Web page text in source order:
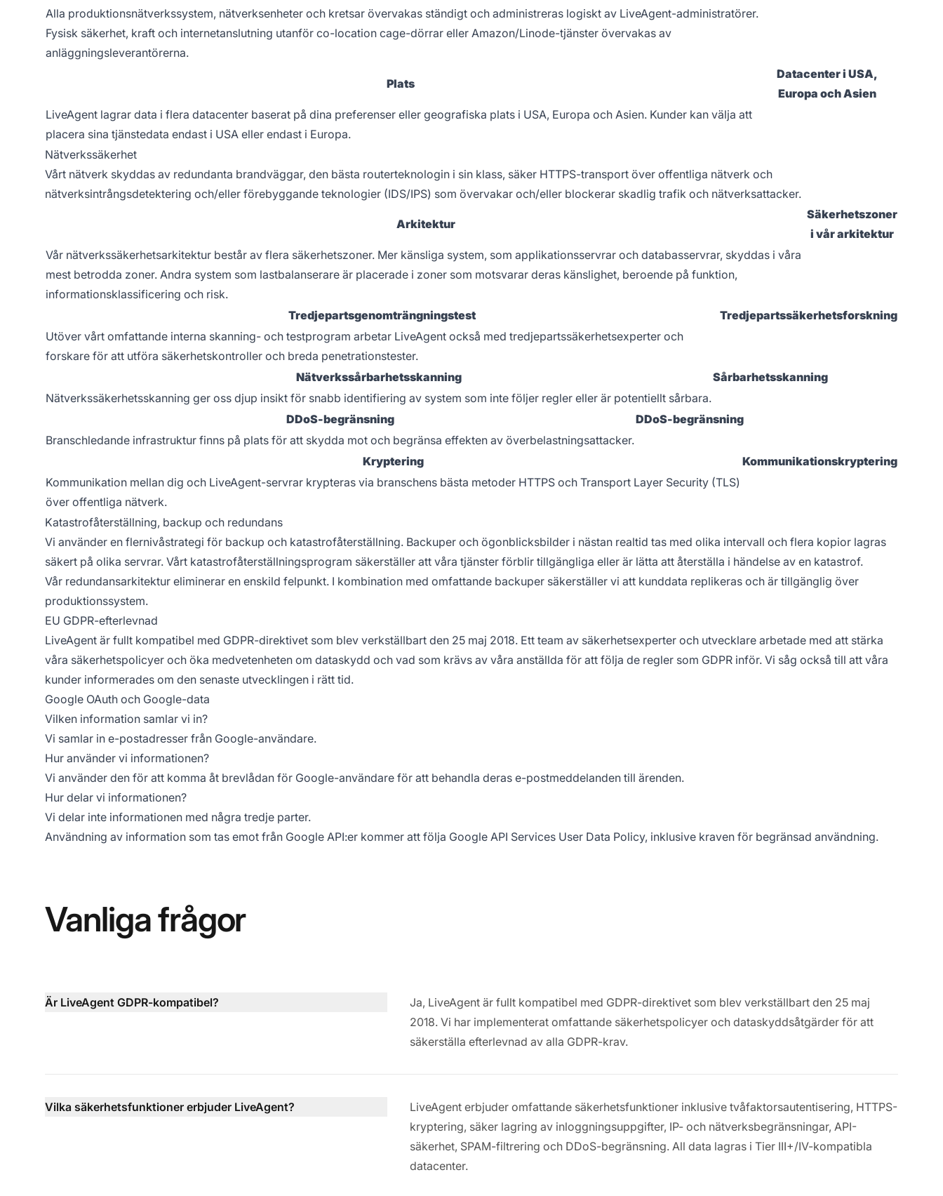
Alla produktionsnätverkssystem, nätverksenheter och kretsar övervakas ständigt och administreras logiskt av LiveAgent-administratörer.
Fysisk säkerhet, kraft och internetanslutning utanför co-location cage-dörrar eller Amazon/Linode-tjänster övervakas av
anläggningsleverantörerna.
Plats
Datacenter i USA,
Europa och Asien
LiveAgent lagrar data i flera datacenter baserat på dina preferenser eller geografiska plats i USA, Europa och Asien. Kunder kan välja att
placera sina tjänstedata endast i USA eller endast i Europa.
Nätverkssäkerhet
Vårt nätverk skyddas av redundanta brandväggar, den bästa routerteknologin i sin klass, säker HTTPS-transport över offentliga nätverk och
nätverksintrångsdetektering och/eller förebyggande teknologier (IDS/IPS) som övervakar och/eller blockerar skadlig trafik och nätverksattacker.
Arkitektur
Säkerhetszoner
i vår arkitektur
Vår nätverkssäkerhetsarkitektur består av flera säkerhetszoner. Mer känsliga system, som applikationsservrar och databasservrar, skyddas i våra
mest betrodda zoner. Andra system som lastbalanserare är placerade i zoner som motsvarar deras känslighet, beroende på funktion,
informationsklassificering och risk.
Tredjepartsgenomträngningstest
Tredjepartssäkerhetsforskning
Utöver vårt omfattande interna skanning- och testprogram arbetar LiveAgent också med tredjepartssäkerhetsexperter och
forskare för att utföra säkerhetskontroller och breda penetrationstester.
Nätverkssårbarhetsskanning
Sårbarhetsskanning
Nätverkssäkerhetsskanning ger oss djup insikt för snabb identifiering av system som inte följer regler eller är potentiellt sårbara.
DDoS-begränsning
DDoS-begränsning
Branschledande infrastruktur finns på plats för att skydda mot och begränsa effekten av överbelastningsattacker.
Kryptering
Kommunikationskryptering
Kommunikation mellan dig och LiveAgent-servrar krypteras via branschens bästa metoder HTTPS och Transport Layer Security (TLS)
över offentliga nätverk.
Katastrofåterställning, backup och redundans
Vi använder en flernivåstrategi för backup och katastrofåterställning. Backuper och ögonblicksbilder i nästan realtid tas med olika intervall och flera kopior lagras
säkert på olika servrar. Vårt katastrofåterställningsprogram säkerställer att våra tjänster förblir tillgängliga eller är lätta att återställa i händelse av en katastrof.
Vår redundansarkitektur eliminerar en enskild felpunkt. I kombination med omfattande backuper säkerställer vi att kunddata replikeras och är tillgänglig över
produktionssystem.
EU GDPR-efterlevnad
LiveAgent är fullt kompatibel med GDPR-direktivet som blev verkställbart den 25 maj 2018. Ett team av säkerhetsexperter och utvecklare arbetade med att stärka
våra säkerhetspolicyer och öka medvetenheten om dataskydd och vad som krävs av våra anställda för att följa de regler som GDPR inför. Vi såg också till att våra
kunder informerades om den senaste utvecklingen i rätt tid.
Google OAuth och Google-data
Vilken information samlar vi in?
Vi samlar in e-postadresser från Google-användare.
Hur använder vi informationen?
Vi använder den för att komma åt brevlådan för Google-användare för att behandla deras e-postmeddelanden till ärenden.
Hur delar vi informationen?
Vi delar inte informationen med några tredje parter.
Användning av information som tas emot från Google API:er kommer att följa Google API Services User Data Policy, inklusive kraven för begränsad användning.
Vanliga frågor
Är LiveAgent GDPR-kompatibel?
Ja, LiveAgent är fullt kompatibel med GDPR-direktivet som blev verkställbart den 25 maj
2018. Vi har implementerat omfattande säkerhetspolicyer och dataskyddsåtgärder för att
säkerställa efterlevnad av alla GDPR-krav.
Vilka säkerhetsfunktioner erbjuder LiveAgent?
LiveAgent erbjuder omfattande säkerhetsfunktioner inklusive tvåfaktorsautentisering, HTTPS-
kryptering, säker lagring av inloggningsuppgifter, IP- och nätverksbegränsningar, API-
säkerhet, SPAM-filtrering och DDoS-begränsning. All data lagras i Tier III+/IV-kompatibla
datacenter.